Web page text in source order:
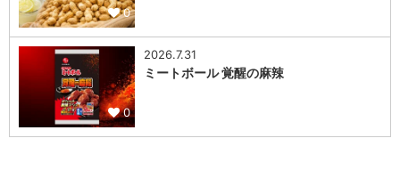
0
0
2026.7.31
ミートボール 覚醒の麻辣